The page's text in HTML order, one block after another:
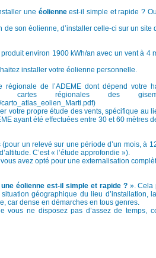
une éolienneest-il simple et rapide ?
son éolienne, d’installer celle-ci sur un site
environ 1900 kWh/an avec un vent à 4
installer votre éolienne personnelle.
de l’ADEME dont dépend votre
régionales des
votre propre étude des vents, spécifique au
ayant été effectuées entre 30 et 60 mètres
un relevé sur une période d’un mois, à
C’est « l’étude approfondie »).
avez opté pour une externalisation
une éolienne est-il simple et rapide ? ». Cela
géographique du lieu d’installation,
car dense en démarches en tous genres.
vous ne disposez pas d’assez de temps,